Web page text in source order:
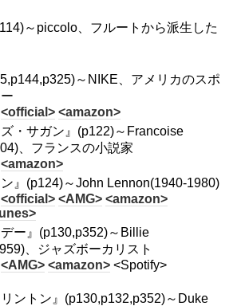
～piccolo、フルートから派生した
～NIKE、アメリカのスポ
<official> <amazon>
ズ・サガン』(p122)～Francoise
、フランスの小説家
<amazon>
ン』(p124)～John Lennon(1940-1980)
<official> <AMG> <amazon>
デー』(p130,p352)～Billie
、ジャズボーカリスト
<AMG> <amazon> <Spotify>
リントン』(p130,p132,p352)～Duke